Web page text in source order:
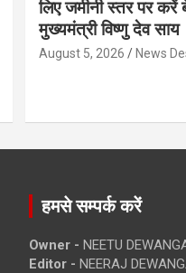
लिए जमीनी स्तर पर करें
मुख्यमंत्री विष्णु देव साय
August 5, 2026 News
हमसे सम्पर्क करें
Owner - NEETU
Editor - NEERAJ